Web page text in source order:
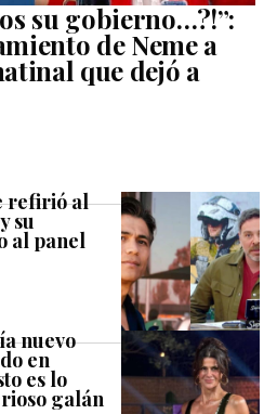
su gobierno…?!”:
de Neme a
que dejó a
refirió al
su
al panel
nuevo
en
es lo
galán